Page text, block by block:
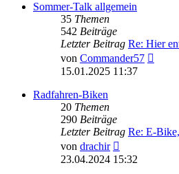
Sommer-Talk allgemein
35 Themen
542 Beiträge
Letzter Beitrag Re: Hier
von Commander57
15.01.2025 11:37
Radfahren-Biken
20 Themen
290 Beiträge
Letzter Beitrag Re: E-
von drachir
Beitrag
23.04.2024 15:32